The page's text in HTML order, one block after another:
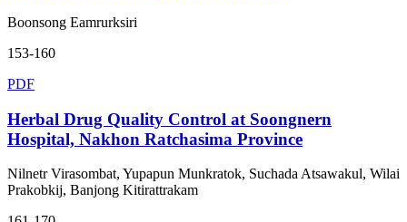
Boonsong Eamrurksiri
153-160
PDF
Herbal Drug Quality Control at Soongnern
Hospital, Nakhon Ratchasima Province
Nilnetr Virasombat, Yupapun Munkratok, Suchada Atsawakul, Wilai
Prakobkij, Banjong Kitirattrakam